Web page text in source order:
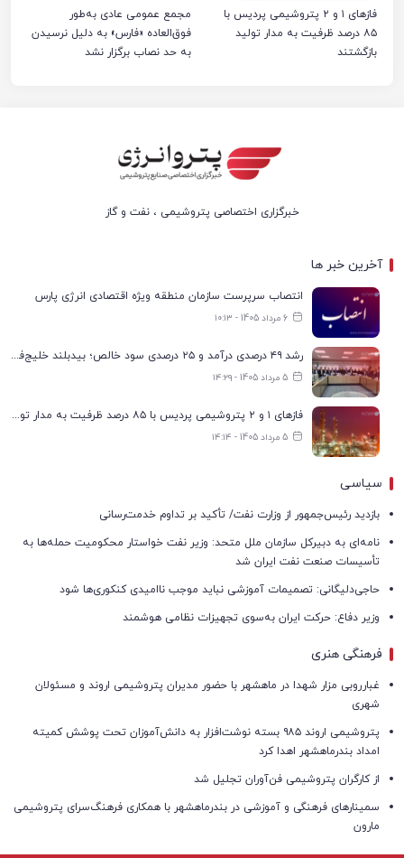
فازهای ۱ و ۲ پتروشیمی پردیس با
۸۵ درصد ظرفیت به مدار تولید
بازگشتند
مجمع عمومی عادی به‌طور
فوق‌العاده «فارس» به دلیل نرسیدن
به حد نصاب برگزار نشد
خبرگزاری اختصاصی پتروشیمی ، نفت و گاز
آخرین خبر ها
انتصاب سرپرست سازمان منطقه ویژه اقتصادی انرژی پارس
6 مرداد 1405 - ۱۰:۱۳
رشد ۴۹ درصدی درآمد و ۲۵ درصدی سود خالص؛ بیدبلند خلیج‌فارس سال ۱۴۰۴ را با رکوردهای جدید به پایان رساند
5 مرداد 1405 - ۱۴:۲۹
فازهای ۱ و ۲ پتروشیمی پردیس با ۸۵ درصد ظرفیت به مدار تولید بازگشتند
5 مرداد 1405 - ۱۴:۱۴
سیاسی
بازدید رئیس‌جمهور از وزارت نفت/ تأکید بر تداوم خدمت‌رسانی
نامه‌ای به دبیرکل سازمان ملل متحد: وزیر نفت خواستار محکومیت حمله‌ها به
تأسیسات صنعت نفت ایران شد
حاجی‌دلیگانی: تصمیمات آموزشی نباید موجب ناامیدی کنکوری‌ها شود
وزیر دفاع: حرکت ایران به‌سوی تجهیزات نظامی هوشمند
فرهنگی هنری
غبارروبی مزار شهدا در ماهشهر با حضور مدیران پتروشیمی اروند و مسئولان
شهری
پتروشیمی اروند ۹۸۵ بسته نوشت‌افزار به دانش‌آموزان تحت پوشش کمیته
امداد بندرماهشهر اهدا کرد
از کارگران پتروشیمی فن‌آوران تجلیل شد
سمینارهای فرهنگی و آموزشی در بندرماهشهر با همکاری فرهنگ‌سرای پتروشیمی
مارون